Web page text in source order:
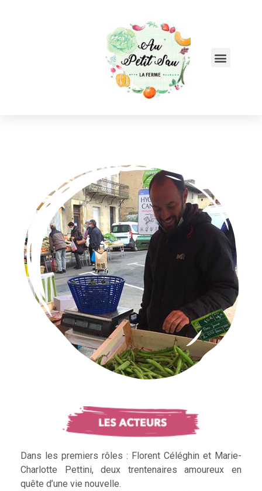
Dans les premiers rôles : Florent Céléghin et Marie-
Charlotte Pettini, deux trentenaires amoureux en
quête d’une vie nouvelle.